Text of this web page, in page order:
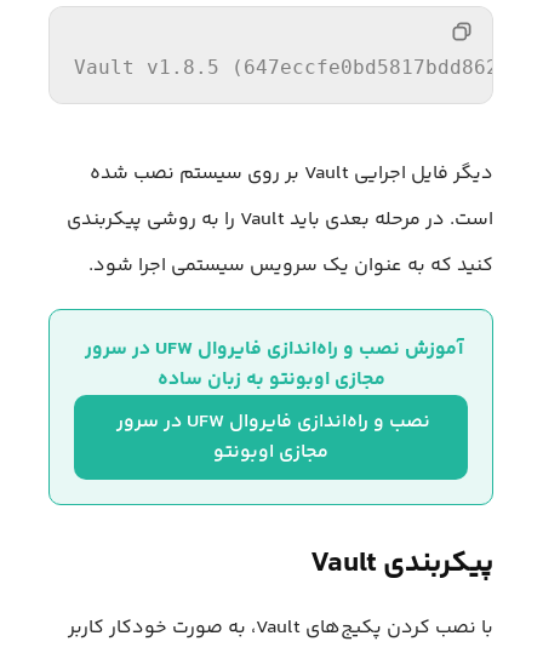
Vault v1. 8 . 5 ( 647
دیگر فایل اجرایی Vault بر روی سیستم نصب شده
است. در مرحله بعدی باید Vault را به روشی پیکربندی
کنید که به عنوان یک سرویس سیستمی اجرا شود.
آموزش نصب و راه‌اندازی فایروال UFW در سرور
مجازی اوبونتو به زبان ساده
نصب و راه‌اندازی فایروال UFW در سرور
مجازی اوبونتو
پیکربندی Vault
با نصب کردن پکیج‌های Vault، به صورت خودکار کاربر